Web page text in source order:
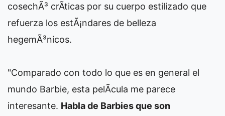
cosechÃ³ crÃ­ticas por su cuerpo estilizado que
refuerza los estÃ¡ndares de belleza
hegemÃ³nicos.
"Comparado con todo lo que es en general el
mundo Barbie, esta pelÃ­cula me parece
interesante. Habla de Barbies que son